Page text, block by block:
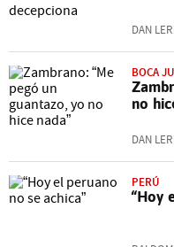
DAN
BOCA
no
DAN
PERÚ
“Hoy